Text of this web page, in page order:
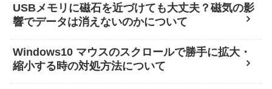
USBメモリに磁石を近づけても大丈夫？磁気の影
響でデータは消えないのかについて
Windows10 マウスのスクロールで勝手に拡大・
縮小する時の対処方法について